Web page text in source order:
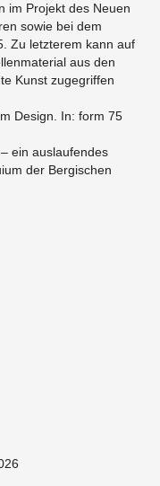
im Projekt des Neuen
sowie bei dem
Zu letzterem kann auf
aus den
Kunst zugegriffen
Design. In: form 75
ein auslaufendes
der Bergischen